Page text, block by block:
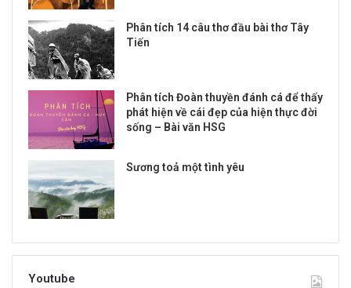
Phân tích 14 câu thơ đầu bài thơ Tây
Tiến
Phân tích Đoàn thuyền đánh cá để thấy
phát hiện về cái đẹp của hiện thực đời
sống – Bài văn HSG
Sương toả một tình yêu
Youtube